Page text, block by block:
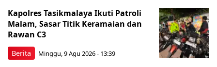
Berita
Kapolres Tasikmalaya Ikuti Patroli
Malam, Sasar Titik Keramaian dan
Rawan C3
Minggu, 9 Agu 2026 - 13:39